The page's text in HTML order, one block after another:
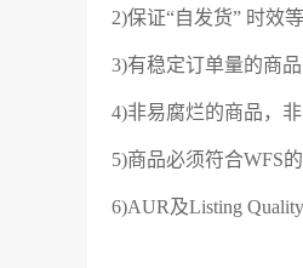
2)保证“自发货” 时效
3)有稳定订单量的商
4)非易腐烂的商品，非
5)商品必须符合WFS
6)AUR及Listing